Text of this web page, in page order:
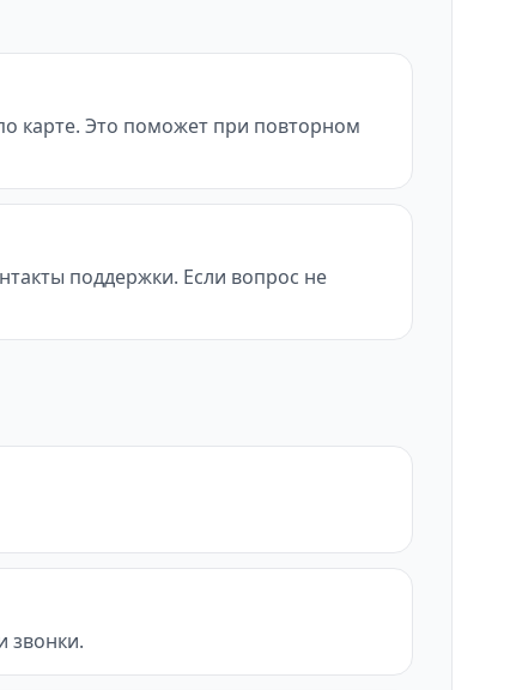
карте. Это поможет при повторном
поддержки. Если вопрос не
звонки.